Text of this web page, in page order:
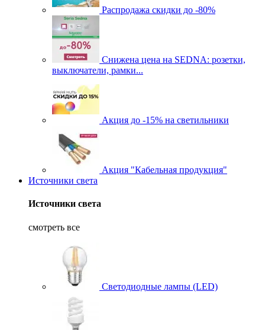
Распродажа скидки до -80%
Cнижена цена на SEDNA: розетки,
выключатели, рамки...
Акция до -15% на светильники
Акция "Кабельная продукция"
Источники света
Источники света
смотреть все
Светодиодные лампы (LED)